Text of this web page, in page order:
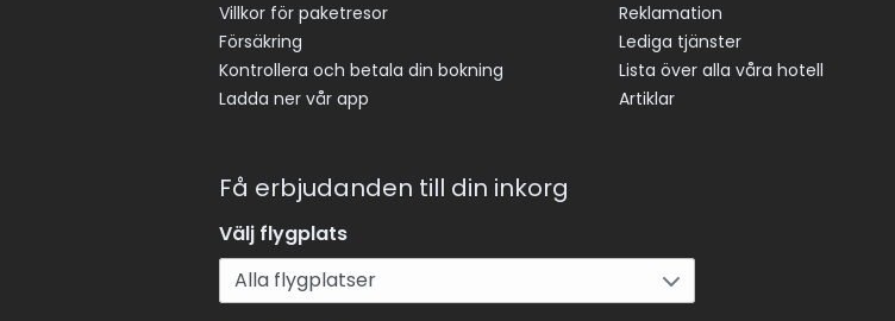
Villkor för paketresor
Försäkring
Kontrollera och betala din bokning
Ladda ner vår app
Reklamation
Lediga tjänster
Lista över alla våra hotell
Artiklar
Få erbjudanden till din inkorg
Välj flygplats